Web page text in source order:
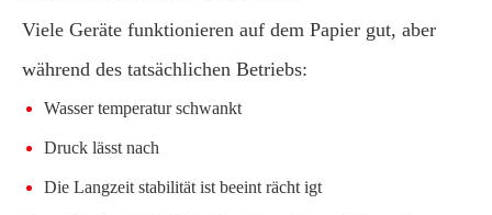
Viele Geräte funktionieren auf dem Papier gut, aber
während des tatsächlichen Betriebs:
Wasser temperatur schwankt
Druck lässt nach
Die Langzeit stabilität ist beeint rächt igt